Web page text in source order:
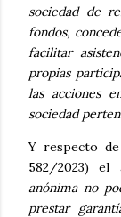
sociedad de
fondos,
facilitar
propias
las acciones
sociedad
Y respecto
582/2023) el
anónima no
prestar